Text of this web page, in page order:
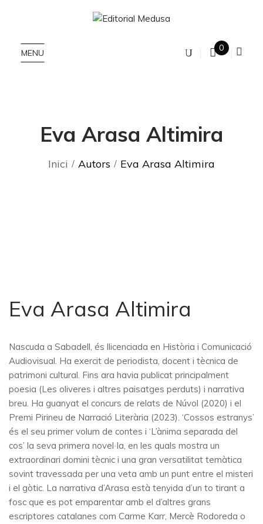
MENU 0
Eva Arasa Altimira
Inici Autors Eva Arasa Altimira
Eva Arasa Altimira
Nascuda a Sabadell, és llicenciada en Història i Comunicació
Audiovisual. Ha exercit de periodista, docent i tècnica de
patrimoni cultural. Fins ara havia publicat principalment
poesia (Les oliveres i altres paisatges perduts) i narrativa
breu. Ha guanyat el concurs de relats de Núvol (2020) i el
Premi Pirineu de Narració Literària (2023). ‘Cossos estranys’
és el seu primer volum de contes i ‘L’ànima separada del
cos’ la seva primera novel·la, en les quals mostra un
extraordinari domini tècnic i una gran versatilitat temàtica
sovint travessada per una veta amb un punt entre el misteri
i el gòtic. La narrativa d’Arasa està tenyida d’un to tirant a
fosc que es pot emparentar amb el d’altres grans
escriptores catalanes com Carme Karr, Mercè Rodoreda o